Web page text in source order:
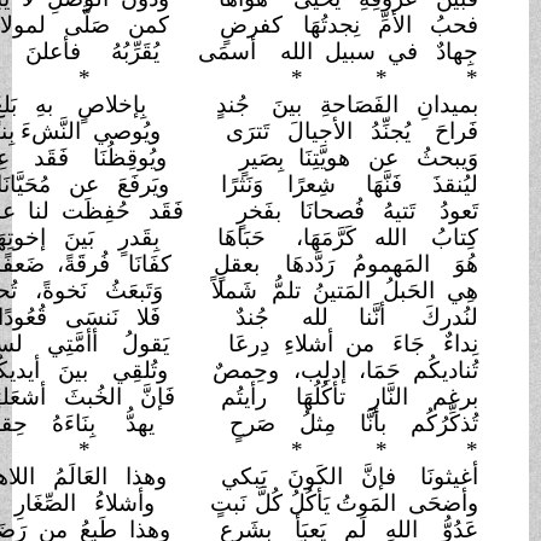
الأمِّ نِجدتُهَا كفرضٍ
في سبيل الله أسمَى
* *
الفَصَاحةِ بينَ جُندٍ
يُجنِّدُ الأجيالَ تَترَى
عن هويَّتِنَا بِصَيرٍ
فَنَّهَا شِعرًا وَنَثرًا
تَتيهُ فُصحانَا بفَخرٍ
الله كَرَّمَهَا،
حَبَاهَا
رَدَّدهَا بعقلٍ
المَتينُ تلمُّشَملاً
أنَّنا للهجُندٌ
جَاءَ من أشلاءِدِرعَا
حَمَا، إدلِب،وحِمصٌ
النَّارِ تأكُلُهَا
رأيتُم
بأنَّا مِثلُ صَرحٍ
* *
فإنَّ الكَونَيَبكي
المَوتُ يَأكُلُ كُلَّنَبتٍ
اللهِ لَم يَعبَأ
بِشَرعٍ
كمن صَلَّى لمولاه
وَصَامَا
يُقَرِّبُهُ فأعلنَ
الاعتصَامَا
* * *
بِإخلاصٍ بهِ بَلغَ
التَّمَامَا
ويُوصي النَّشءَ بِنتًا أو غُلامَا
ويُوقِظُنَا فَقَد عِشنا نِيَامَا
ويَرفَعَ عن مُحَيَّانَاالسِّقامَا
فَقَد حُفِظَت لنا عامَا
فَعَامَا
بِقَدرٍ بَينَ إخوتِهَا تَسَامَى
كفَانَا فُرقَةً، ضَعفًا، خِصَامَا
وَتَبعَثُ نَخوةً، تُحيي كرَامَا
فَلا نَنسَى قُعُودًا أو قِيَامَا
يَقولُ أأمَّتِي لسنَا هَوَامَا
وتُلقِي بينَ أيديكُم
سَلامَا
فَإنَّ الخُبثَ أشعَلهَا
ضِرامَا
يهدُّ بِنَاءَهُ حِقدٌ
تَنَامَى
* * *
وهذا العَالَمُ اللاهي تَعَامَى
وأشلاءُ الصِّغَارِ لَهُ طَعَامَا
وهذا طَبعُ من رَضَعَ
الحَرَامَا